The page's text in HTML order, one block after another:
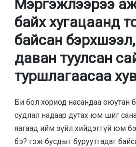
Мэргэжлээрээ
байх хугацаанд
байсан
даван туулсан
туршлагаасаа
Би бол хориод насандаа оюутан
судлал надаар дутах юм шиг
яагаад ийм зүйл хийдэггүй юм
бэ? гэж бусдыг буруутгадаг